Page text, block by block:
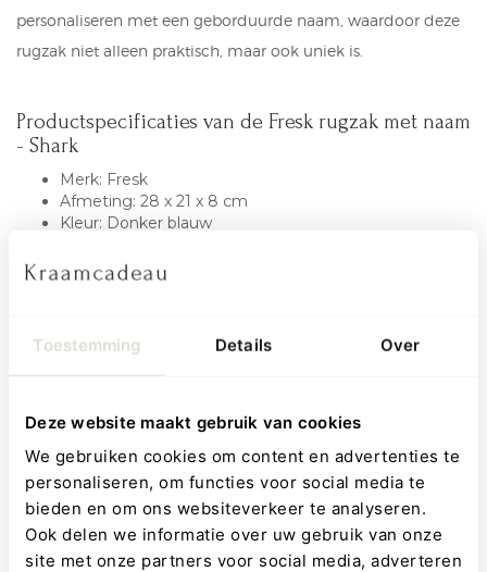
Toestemming Details Over
Deze website maakt gebruik van cookies
We gebruiken cookies om content en advertenties te
personaliseren, om functies voor social media te
bieden en om ons websiteverkeer te analyseren.
Ook delen we informatie over uw gebruik van onze
site met onze partners voor social media, adverteren
personaliseren met een geborduurde naam, waardoor deze
rugzak niet alleen praktisch, maar ook uniek is.
Productspecificaties van de Fresk rugzak met naam
- Shark
Merk: Fresk
Afmeting: 28 x 21 x 8 cm
Kleur: Donker blauw
Verstelbare schouderbanden
Te borduren gebied rugzak - ø 15 cm
Houd er rekening mee dat het design van de
rugzakken verschillend is (all over print). De figuurtjes
kunnen op iedere rugzak anders gepositioneerd zijn
waardoor de naam door de print heen kan lopen. De
positie van de borduring is leidend en zal altijd netjes
geschaald in het midden geplaatst worden.